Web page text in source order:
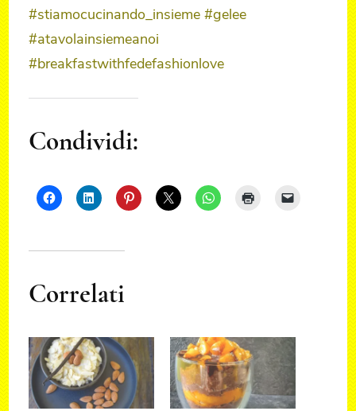
#stiamocucinando_insieme #gelee
#atavolainsiemeanoi
#breakfastwithfedefashionlove
Condividi:
Correlati